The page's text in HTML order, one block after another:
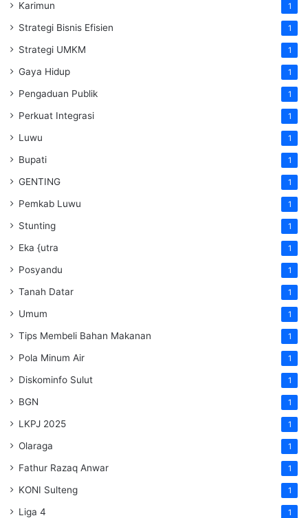
Karimun 1
Strategi Bisnis Efisien 1
Strategi UMKM 1
Gaya Hidup 1
Pengaduan Publik 1
Perkuat Integrasi 1
Luwu 1
Bupati 1
GENTING 1
Pemkab Luwu 1
Stunting 1
Eka {utra 1
Posyandu 1
Tanah Datar 1
Umum 1
Tips Membeli Bahan Makanan 1
Pola Minum Air 1
Diskominfo Sulut 1
BGN 1
LKPJ 2025 1
Olaraga 1
Fathur Razaq Anwar 1
KONI Sulteng 1
Liga 4 1